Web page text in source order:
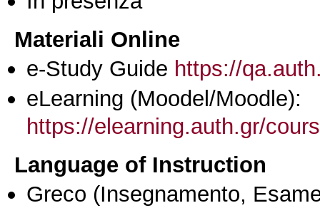
Materiali Online
e-Study Guide https://
eLearning (Moodel/Moodle):
https://elearning.auth.gr/
Language of Instruction
Greco (Insegnamento,